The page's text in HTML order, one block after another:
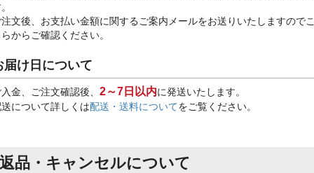
文後、お支払い金額に関するご案内メールをお送りいたしますので
からご確認ください。
届け日について
金、ご注文確認後、 2～7日以内に発送いたします。
について詳しくは配送・送料についてをご覧ください。
返品・キャンセルについて